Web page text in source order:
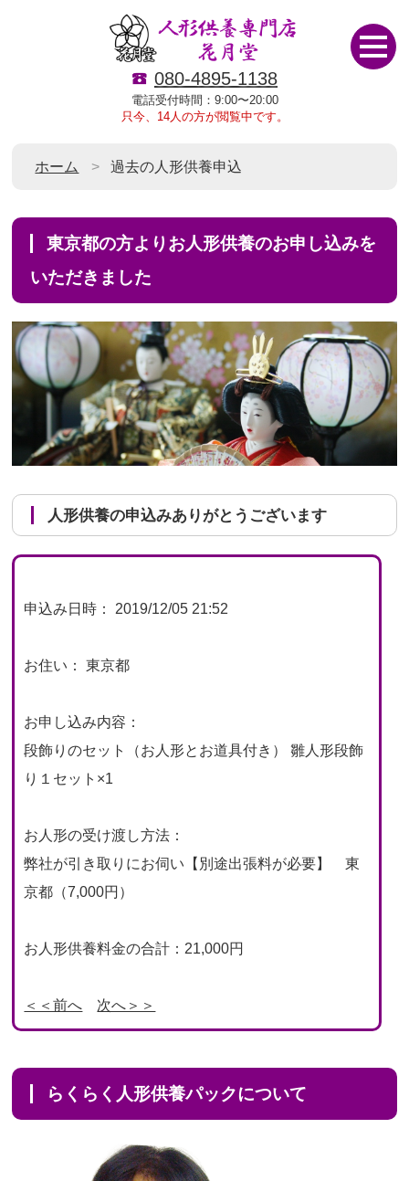
080-4895-1138
電話受付時間：9:00〜20:00
只今、14人の方が閲覧中です。
ホーム 過去の人形供養申込
東京都の方よりお人形供養のお申し込みを
いただきました
人形供養の申込みありがとうございます
申込み日時： 2019/12/05 21:52
お住い： 東京都
お申し込み内容：
段飾りのセット（お人形とお道具付き） 雛人形段飾
り１セット×1
お人形の受け渡し方法：
弊社が引き取りにお伺い【別途出張料が必要】 東
京都（7,000円）
お人形供養料金の合計：21,000円
＜＜前へ 次へ＞＞
らくらく人形供養パックについて